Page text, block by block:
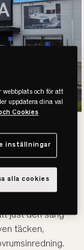
just den säng
täcken,
webbplats och för att
uppdatera dina val
Cookies
inställningar
alla cookies